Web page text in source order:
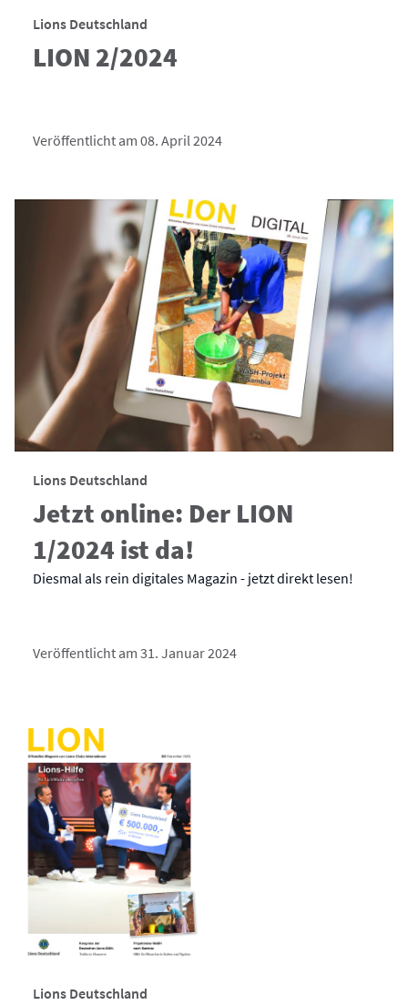
Lions Deutschland
LION 2/2024
Veröffentlicht am 08. April 2024
Lions Deutschland
Jetzt online: Der LION
1/2024 ist da!
Diesmal als rein digitales Magazin - jetzt direkt lesen!
Veröffentlicht am 31. Januar 2024
Lions Deutschland